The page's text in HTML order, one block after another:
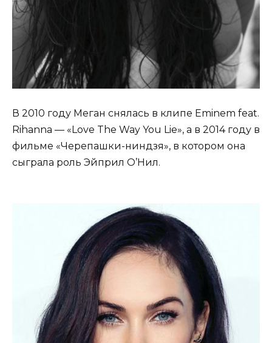
В 2010 году Меган снялась в клипе Eminem feat.
Rihanna — «Love The Way You Lie», а в 2014 году в
фильме «Черепашки-ниндзя», в котором она
сыграла роль Эйприл О’Нил.